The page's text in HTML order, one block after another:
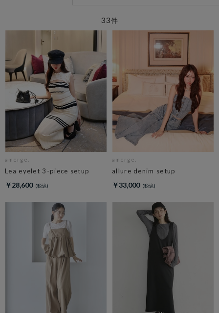
33件
amerge.
Lea eyelet 3-piece setup
￥28,600
amerge.
allure denim setup
￥33,000